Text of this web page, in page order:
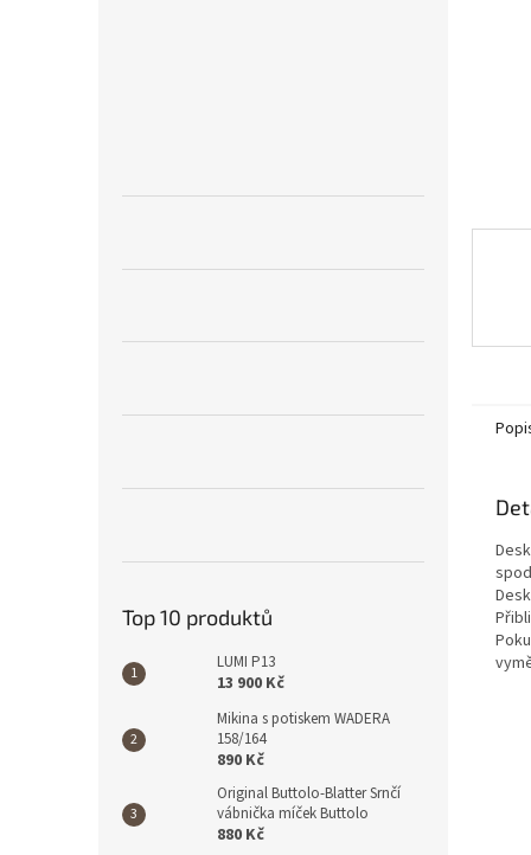
Top 10 produktů
LUMI P13
13 900 Kč
Mikina s potiskem WADERA
158/164
890 Kč
Original Buttolo-Blatter Srnčí
vábnička míček Buttolo
880 Kč